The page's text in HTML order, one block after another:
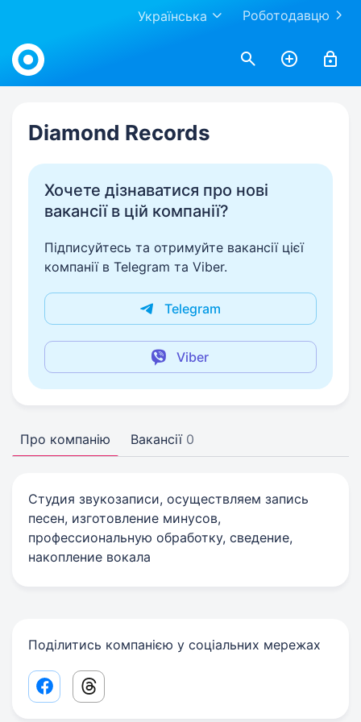
Роботодавцю
Українська
Work.ua
Diamond Records
Хочете дізнаватися про нові
вакансії в цій компанії?
Підписуйтесь та отримуйте вакансії цієї
компанії в Telegram та Viber.
Telegram
Viber
Про компанію Вакансії 0
Студия звукозаписи, осуществляем запись
песен, изготовление минусов,
профессиональную обработку, сведение,
накопление вокала
Поділитись компанією у соціальних мережах
Facebook share link
Threads share link